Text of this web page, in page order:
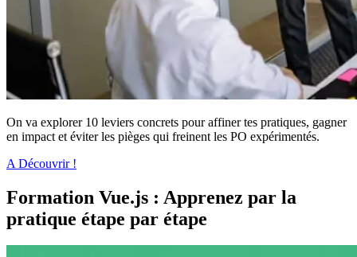
On va explorer 10 leviers concrets pour affiner tes pratiques, gagner
en impact et éviter les pièges qui freinent les PO expérimentés.
A Découvrir !
Formation Vue.js : Apprenez par la
pratique étape par étape